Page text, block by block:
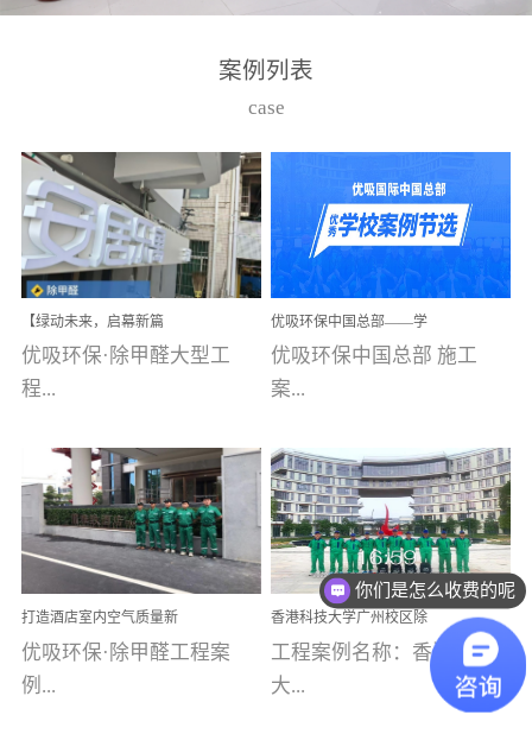
高技能的团队。汇聚了众
取得了多项产品技术专利
和多项国家版权局著作
权，获得高新技术企业称
号。生产优势自主生产自
给自足，优吸公司于2015
在广州番禺区成功建立产
品线生产基地，工厂拥有
自动化生产设备和成熟的
选择源头源材料、严控产
品质量，我们每一批的生
产产品都经过严格的质检
程序；生产车间为优吸总
部和全国分支机构生产光
触媒、净醛王、祛味剂等
优吸系列产品，保质保量
完成生产任务，确保全国
案例列表
case
【绿动未来，启幕新篇
章】优吸环保中标深圳安
居乐寓，超大型工装室内
空气治理项目顺利启航，
优吸环保·除甲醛大型工
程...
案例【深圳安居乐寓】室
内空气治理项目深圳安居
乐寓 深圳市安居乐寓
为深圳安居集团旗下城...
优吸环保中国总部——学
校施工案例(节选)
优吸环保中国总部 施工
案...
例(学校工装节选)广州南沙
小学(珠江湾校区)项目地
址：广州市南沙区海滨路
南沙珠江湾江门市蓬江区
禾...
打造酒店室内空气质量新
标杆——优吸环保·标杆之
作：东莞美豪雅致酒店室
内空气治理工程纪实
优吸环保·除甲醛工程案
例...
香港科技大学广州校区除
甲醛项目圆满完成
工程案例名称：香港科技
大...
你们是怎么收费的呢